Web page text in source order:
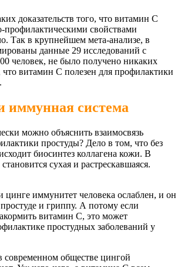
доказательств того, что витамин С
профилактическими свойствами
Так в крупнейшем мета-анализе, в
данные 29 исследований с
человек, не было получено никаких
что витамин С полезен для профилактики
иммунная система
можно объяснить взаимосвязь
простуды? Дело в том, что без
биосинтез коллагена кожи. В
становится сухая и растрескавшаяся.
цинге иммунитет человека ослаблен, и он
и гриппу. А потому если
витамин С, это может
простудных заболеваний у
современном обществе цингой